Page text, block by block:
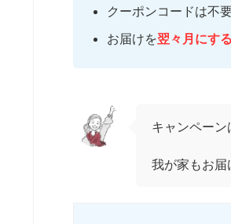
クーポンコードは不
お届けを翌々月にす
キャンペーン
我が家もお届